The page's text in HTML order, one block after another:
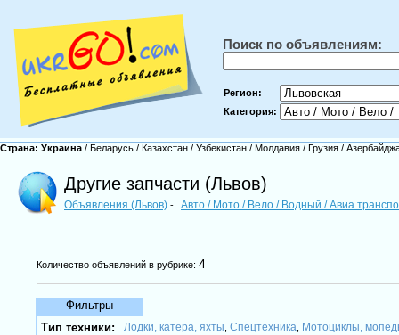
Поиск по объявлениям:
Регион:
Категория:
Страна: Украина / Беларусь / Казахстан / Узбекистан / Молдавия / Грузия /
Другие запчасти (Львов)
Объявления (Львов) - Авто / Мото / Вело / Водный / Авиа
Количество объявлений в рубрике: 4
Фильтры
Тип техники:
Лодки, катера, яхты Спецтехника Мотоциклы,